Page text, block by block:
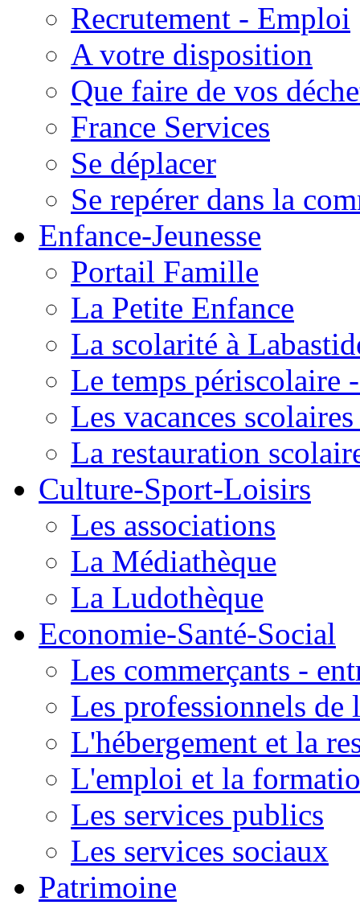
Recrutement - Emploi
A votre disposition
Que faire de vos
France Services
Se déplacer
Se repérer dans la
Enfance-Jeunesse
Portail Famille
La Petite Enfance
La scolarité à
Le temps périscolaire
Les vacances
La restauration
Culture-Sport-Loisirs
Les associations
La Médiathèque
La Ludothèque
Economie-Santé-Social
Les commerçants -
Les professionnels de
L'hébergement et la
L'emploi et la
Les services publics
Les services sociaux
Patrimoine